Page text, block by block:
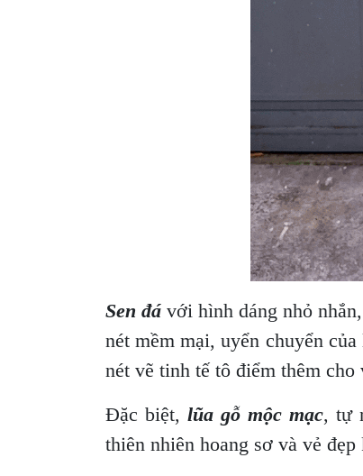
Sen đá với hình dáng nhỏ
nét mềm mại, uyển chuyển
nét vẽ tinh tế tô điểm thêm cho
Đặc biệt, lũa gỗ mộc mạc, tự
thiên nhiên hoang sơ và vẻ